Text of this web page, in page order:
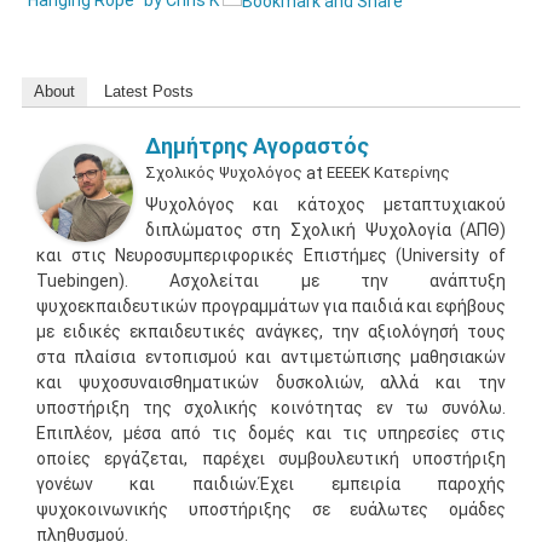
About Latest Posts
Δημήτρης Αγοραστός
Σχολικός Ψυχολόγος at ΕΕΕΕΚ Κατερίνης
Ψυχολόγος και κάτοχος μεταπτυχιακού
διπλώματος στη Σχολική Ψυχολογία (ΑΠΘ)
και στις Νευροσυμπεριφορικές Επιστήμες (University of
Tuebingen). Ασχολείται με την ανάπτυξη
ψυχοεκπαιδευτικών προγραμμάτων για παιδιά και εφήβους
με ειδικές εκπαιδευτικές ανάγκες, την αξιολόγησή τους
στα πλαίσια εντοπισμού και αντιμετώπισης μαθησιακών
και ψυχοσυναισθηματικών δυσκολιών, αλλά και την
υποστήριξη της σχολικής κοινότητας εν τω συνόλω.
Επιπλέον, μέσα από τις δομές και τις υπηρεσίες στις
οποίες εργάζεται, παρέχει συμβουλευτική υποστήριξη
γονέων και παιδιών.Έχει εμπειρία παροχής
ψυχοκοινωνικής υποστήριξης σε ευάλωτες ομάδες
πληθυσμού.